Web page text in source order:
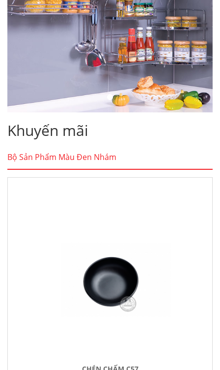
Khuyến mãi
Bộ Sản Phẩm Màu Đen Nhám